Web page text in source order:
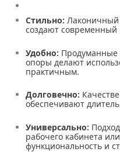
Стильно: Лаконичный
создают современный
Удобно: Продуманные
опоры делают
практичным.
Долговечно:
обеспечивают
Универсально:
рабочего кабинета
функциональность и